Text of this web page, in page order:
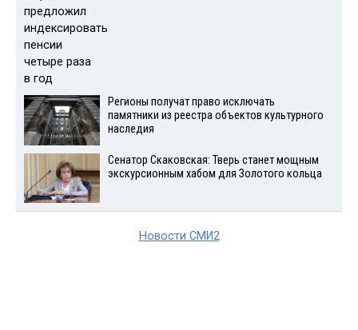
Регионы получат право исключать
памятники из реестра объектов культурного
наследия
Сенатор Скаковская: Тверь станет мощным
экскурсионным хабом для Золотого кольца
Новости СМИ2